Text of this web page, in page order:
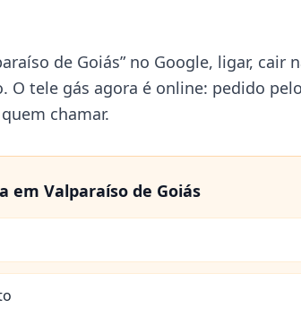
de Goiás” no Google, ligar,
O tele gás agora é online: pedido
chamar.
em Valparaíso de Goiás